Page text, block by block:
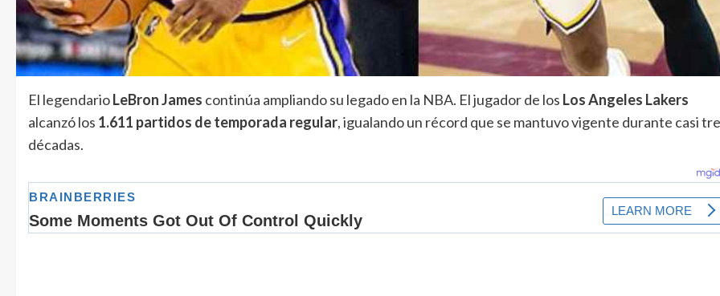
El legendarioLeBron James continúa ampliando su legado en la NBA. El jugador de los Los Angeles Lakers
alcanzó los 1.611 partidos de temporada regular, igualando un récord que se mantuvo vigente durante casi
décadas.